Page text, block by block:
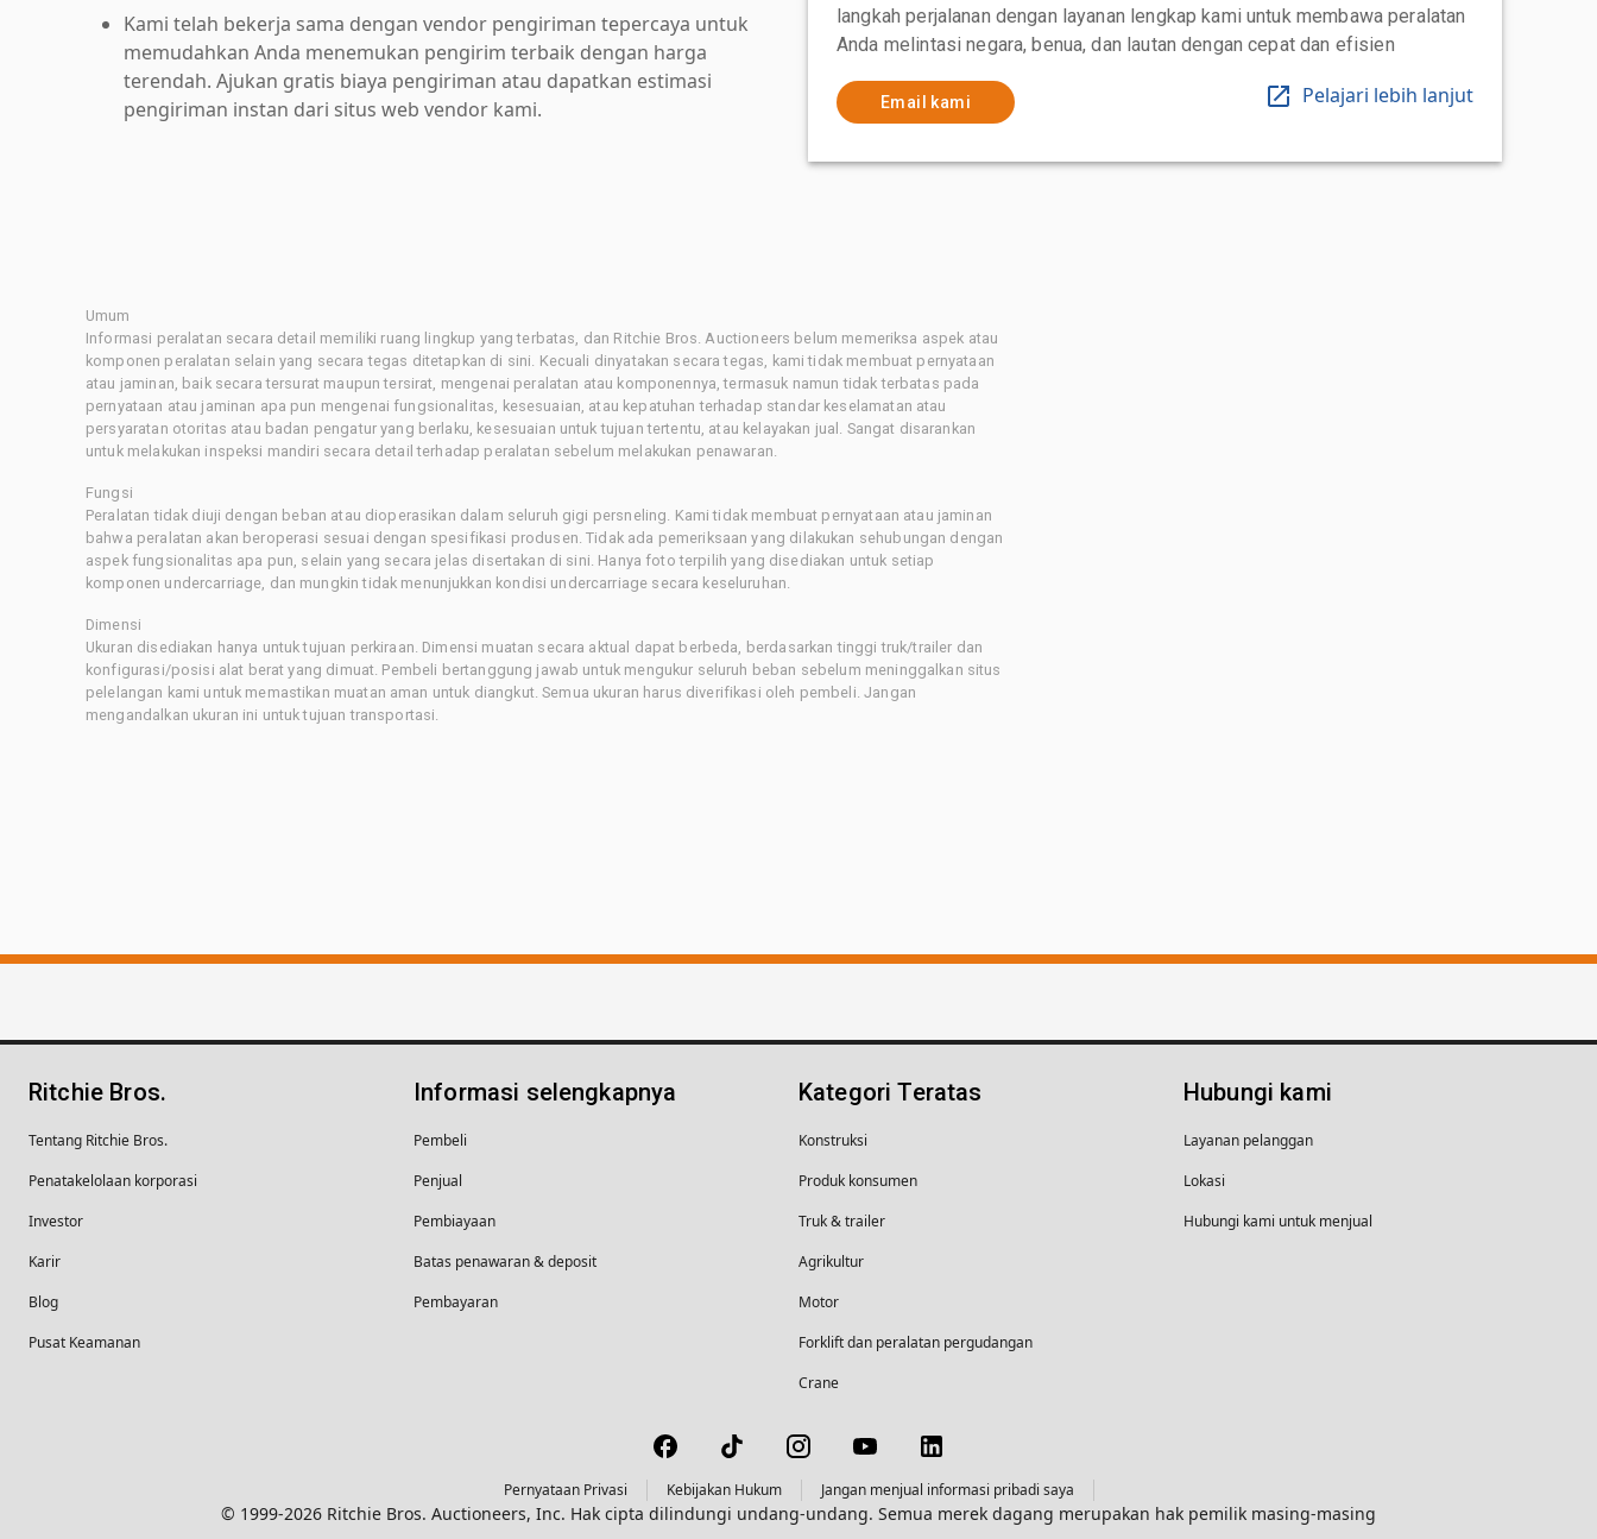
Kami telah bekerja sama dengan vendor pengiriman tepercaya untuk
memudahkan Anda menemukan pengirim terbaik dengan harga
terendah. Ajukan gratis biaya pengiriman atau dapatkan estimasi
pengiriman instan dari situs web vendor kami.
langkah perjalanan dengan layanan lengkap kami untuk membawa peralatan
Anda melintasi negara, benua, dan lautan dengan cepat dan efisien
Email kami Pelajari lebih lanjut
Umum
Informasi peralatan secara detail memiliki ruang lingkup yang terbatas, dan Ritchie Bros. Auctioneers belum memeriksa aspek atau
komponen peralatan selain yang secara tegas ditetapkan di sini. Kecuali dinyatakan secara tegas, kami tidak membuat pernyataan
atau jaminan, baik secara tersurat maupun tersirat, mengenai peralatan atau komponennya, termasuk namun tidak terbatas pada
pernyataan atau jaminan apa pun mengenai fungsionalitas, kesesuaian, atau kepatuhan terhadap standar keselamatan atau
persyaratan otoritas atau badan pengatur yang berlaku, kesesuaian untuk tujuan tertentu, atau kelayakan jual. Sangat disarankan
untuk melakukan inspeksi mandiri secara detail terhadap peralatan sebelum melakukan penawaran.
Fungsi
Peralatan tidak diuji dengan beban atau dioperasikan dalam seluruh gigi persneling. Kami tidak membuat pernyataan atau jaminan
bahwa peralatan akan beroperasi sesuai dengan spesifikasi produsen. Tidak ada pemeriksaan yang dilakukan sehubungan dengan
aspek fungsionalitas apa pun, selain yang secara jelas disertakan di sini. Hanya foto terpilih yang disediakan untuk setiap
komponen undercarriage, dan mungkin tidak menunjukkan kondisi undercarriage secara keseluruhan.
Dimensi
Ukuran disediakan hanya untuk tujuan perkiraan. Dimensi muatan secara aktual dapat berbeda, berdasarkan tinggi truk/trailer dan
konfigurasi/posisi alat berat yang dimuat. Pembeli bertanggung jawab untuk mengukur seluruh beban sebelum meninggalkan situs
pelelangan kami untuk memastikan muatan aman untuk diangkut. Semua ukuran harus diverifikasi oleh pembeli. Jangan
mengandalkan ukuran ini untuk tujuan transportasi.
Ritchie Bros.
Tentang Ritchie Bros.
Penatakelolaan korporasi
Investor
Karir
Blog
Pusat Keamanan
Informasi selengkapnya
Pembeli
Penjual
Pembiayaan
Batas penawaran & deposit
Pembayaran
Kategori Teratas
Konstruksi
Produk konsumen
Truk & trailer
Agrikultur
Motor
Forklift dan peralatan pergudangan
Crane
Hubungi kami
Layanan pelanggan
Lokasi
Hubungi kami untuk menjual
Pernyataan Privasi Kebijakan Hukum Jangan menjual informasi pribadi saya
© 1999-2026 Ritchie Bros. Auctioneers, Inc. Hak cipta dilindungi undang-undang. Semua merek dagang merupakan hak pemilik masing-masing